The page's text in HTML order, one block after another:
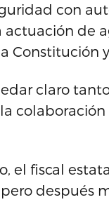
con
de
Constitución
claro
el fiscal
después